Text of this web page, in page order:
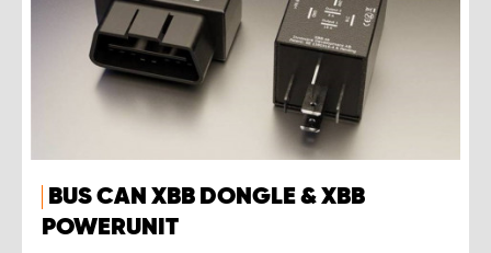
BUS CAN XBB DONGLE & XBB
POWERUNIT